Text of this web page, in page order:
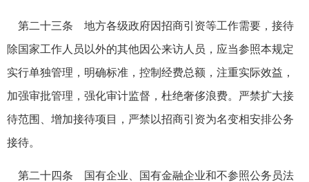
第二十三条 地方各级政府因招商引资等工作需要，接待
除国家工作人员以外的其他因公来访人员，应当参照本规定
实行单独管理，明确标准，控制经费总额，注重实际效益，
加强审批管理，强化审计监督，杜绝奢侈浪费。严禁扩大接
待范围、增加接待项目，严禁以招商引资为名变相安排公务
接待。
第二十四条 国有企业、国有金融企业和不参照公务员法